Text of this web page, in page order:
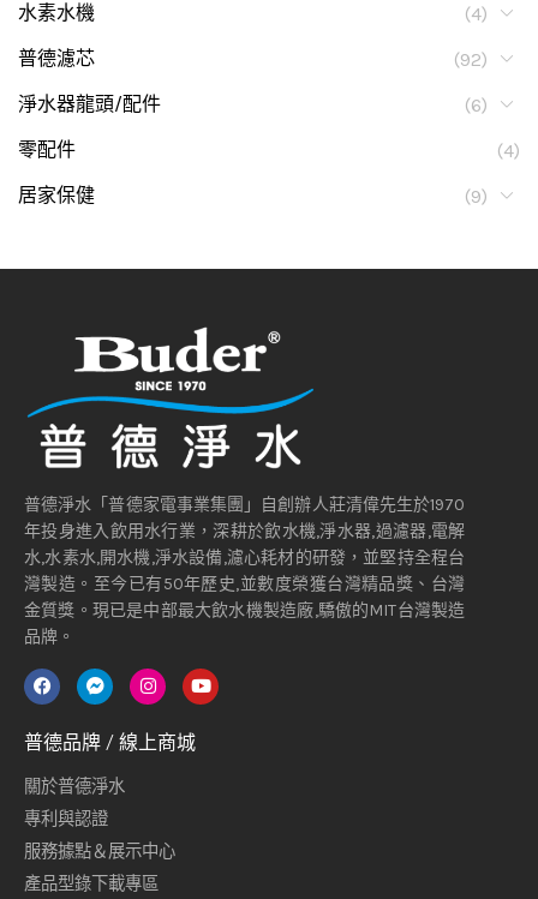
水素水機
(4)
普德濾芯
(92)
淨水器龍頭/配件
(6)
零配件
(4)
居家保健
(9)
普德淨水「普德家電事業集團」自創辦人莊清偉先生於1970
年投身進入飲用水行業，深耕於飲水機,淨水器,過濾器,電解
水,水素水,開水機,淨水設備,濾心耗材的研發，並堅持全程台
灣製造。至今已有50年歷史,並數度榮獲台灣精品獎、台灣
金質獎。現已是中部最大飲水機製造廠,驕傲的MIT台灣製造
品牌。
普德品牌 / 線上商城
關於普德淨水
專利與認證
服務據點＆展示中心
產品型錄下載專區